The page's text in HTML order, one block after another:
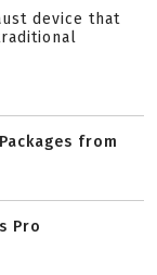
device that
from
Pro